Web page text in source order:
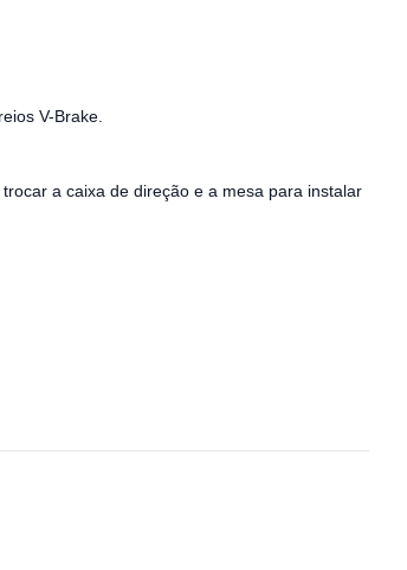
V-Brake.
a caixa de direção e a mesa para instalar